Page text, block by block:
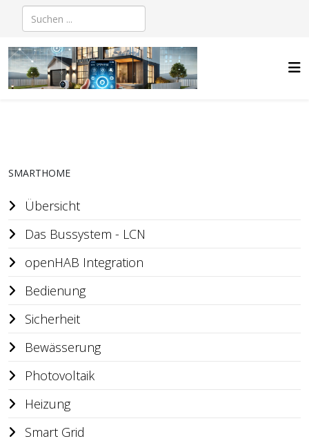
SMARTHOME
Übersicht
Das Bussystem - LCN
openHAB Integration
Bedienung
Sicherheit
Bewässerung
Photovoltaik
Heizung
Smart Grid